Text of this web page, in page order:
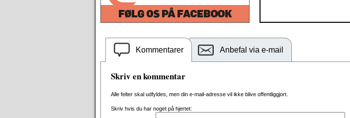
Kommentarer Anbefal via e-mail
Skriv en kommentar
Alle felter skal udfyldes, men din e-mail-adresse vil ikke blive offentliggjort.
Skriv hvis du har noget på hjertet: